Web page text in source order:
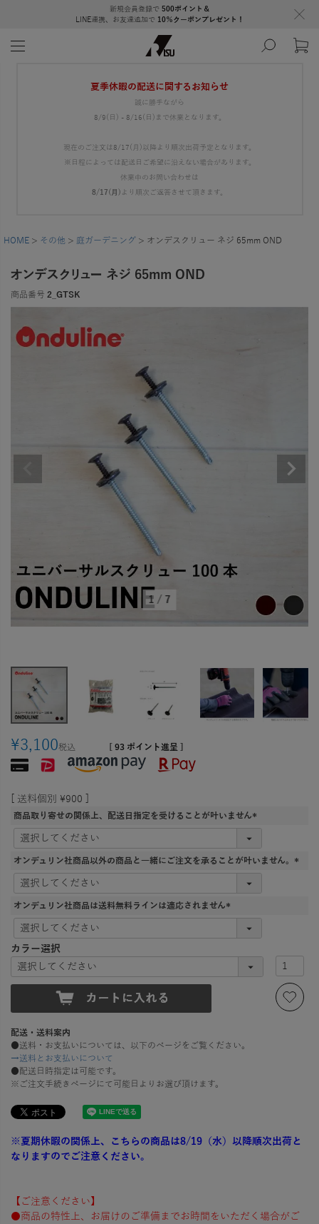
新規会員登録で 500ポイント＆
LINE連携、お友達追加で 10％クーポンプレゼント！
夏季休暇の配送に関するお知らせ
誠に勝手ながら
8/9(日) - 8/16(日)まで休業となります。
現在のご注文は8/17(月)以降より順次出荷予定となります。
※日程によっては配送日ご希望に沿えない場合があります。
休業中のお問い合わせは
8/17(月) より順次ご返答させて頂きます。
HOME その他 庭ガーデニング オンデスクリュー ネジ 65mm OND
オンデスクリュー ネジ 65mm OND
商品番号 2_GTSK
1 / 7
¥3,100税込 93 ポイント進呈 ]
送料個別 ¥900
商品取り寄せの関係上、配送日指定を受けることが叶いません
須
オンデュリン社商品以外の商品と一緒にご注文を承ることが叶いません。
オンデュリン社商品は送料無料ラインは適応されません
(
)
カラー選択
配送・送料案内
●送料・お支払いについては、以下のページをご覧ください。
→送料とお支払いについて
●配送日時指定は可能です。
※ご注文手続きページにて可能日よりお選び頂けます。
※夏期休暇の関係上、こちらの商品は8/19（水）以降順次出荷と
なりますのでご注意ください。
【ご注意ください】
●商品の特性上、お届けのご準備までお時間をいただく場合がご